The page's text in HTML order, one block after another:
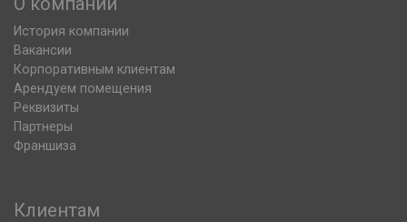
История компании
Вакансии
Корпоративным клиентам
Арендуем помещения
Реквизиты
Партнеры
Франшиза
Клиентам